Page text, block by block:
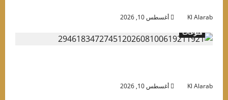
Kl Alarab
أغسطس 10, 2026
منوعات
Kl Alarab
أغسطس 10, 2026